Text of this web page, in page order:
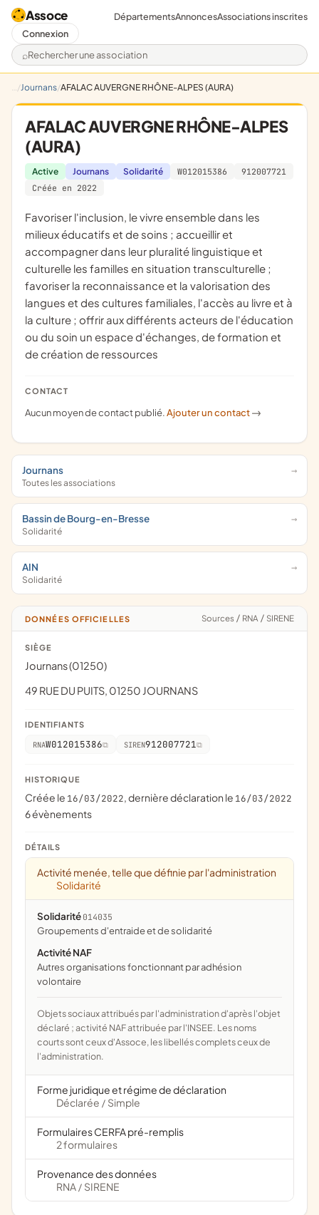
Assoce
Rechercher une association
DépartementsAnnoncesAssociations inscrites
Connexion
Journans AFALAC AUVERGNE RHÔNE-ALPES (AURA)
AFALAC AUVERGNE RHÔNE-ALPES
(AURA)
Active Journans Solidarité W012015386
912007721
Créée en 2022
favoriser l'inclusion, le vivre ensemble dans les
milieux éducatifs et de soins ; accueillir et
accompagner dans leur pluralité linguistique et
culturelle les familles en situation transculturelle ;
favoriser la reconnaissance et la valorisation des
langues et des cultures familiales, l'accès au livre et à
la culture ; offrir aux différents acteurs de l'éducation
ou du soin un espace d'échanges, de formation et
de création de ressources
CONTACT
Aucun moyen de contact publié.Ajouter un contact ->
Journans
Toutes les associations
Bassin de Bourg-en-Bresse
Solidarité
AIN
Solidarité
DONNÉES OFFICIELLES Sources / RNA / SIRENE
SIÈGE
Journans (01250)
49 RUE DU PUITS, 01250 JOURNANS
IDENTIFIANTS
RNAW012015386 SIREN912007721
HISTORIQUE
Créée le 16/03/2022, dernière déclaration le 16/03/2022
6 évènements
DÉTAILS
Activité menée, telle que définie par l'administration
Solidarité
Solidarité 014035
groupements d'entraide et de solidarité
Activité NAF
Autres organisations fonctionnant par adhésion
volontaire
Objets sociaux attribués par l'administration d'après l'objet
déclaré ; activité NAF attribuée par l'INSEE. Les noms
courts sont ceux d'Assoce, les libellés complets ceux de
l'administration.
Forme juridique et régime de déclaration
Déclarée / Simple
Formulaires CERFA pré-remplis
2 formulaires
Provenance des données
RNA / SIRENE